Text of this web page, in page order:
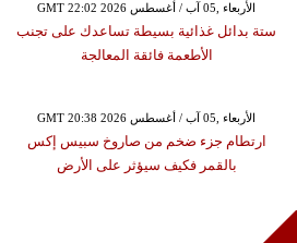
GMT 22:02 2026 الأربعاء ,05 آب / أغسطس
ستة بدائل غذائية بسيطة تساعدك على تجنب
الأطعمة فائقة المعالجة
GMT 20:38 2026 الأربعاء ,05 آب / أغسطس
ارتطام جزء ضخم من صاروخ سبيس إكس
بالقمر فكيف سيؤثر على الأرض